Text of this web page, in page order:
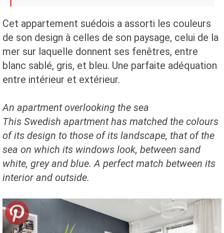
Cet appartement suédois a assorti les couleurs
de son design à celles de son paysage, celui de la
mer sur laquelle donnent ses fenêtres, entre
blanc sablé, gris, et bleu. Une parfaite adéquation
entre intérieur et extérieur.
An apartment overlooking the sea
This Swedish apartment has matched the colours
of its design to those of its landscape, that of the
sea on which its windows look, between sand
white, grey and blue. A perfect match between its
interior and outside.